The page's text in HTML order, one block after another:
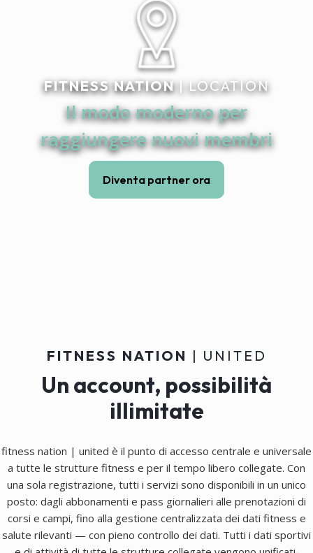
FITNESS NATION| LOCATION
Il modo moderno per
raggiungere nuovi membri
Diventa partner ora
FITNESS NATION | UNITED
Un account, possibilità
illimitate
fitness nation | united è il punto di accesso centrale e universale
a tutte le strutture fitness e per il tempo libero collegate. Con
una sola registrazione, tutti i servizi sono disponibili in un unico
posto: dagli abbonamenti e pass giornalieri alle prenotazioni di
corsi e campi, fino alla gestione centralizzata dei dati fitness e
salute rilevanti — con pieno controllo dei dati. Tutti i dati sportivi